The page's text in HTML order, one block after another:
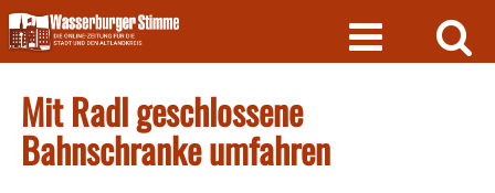
Skip
to
content
Mit Radl geschlossene
Bahnschranke umfahren